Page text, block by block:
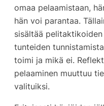
omaa pelaamistaan,
hän voi parantaa.
sisältää
tunteiden
toimi ja mikä ei.
pelaaminen muuttuu
valituiksi.